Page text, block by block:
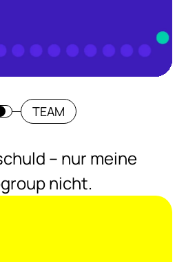
TEAM
– nur meine
nicht.